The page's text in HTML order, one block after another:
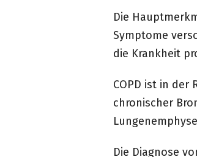
Die
Symptome
die Krankheit
COPD ist in
chronischer
Die Diagnose